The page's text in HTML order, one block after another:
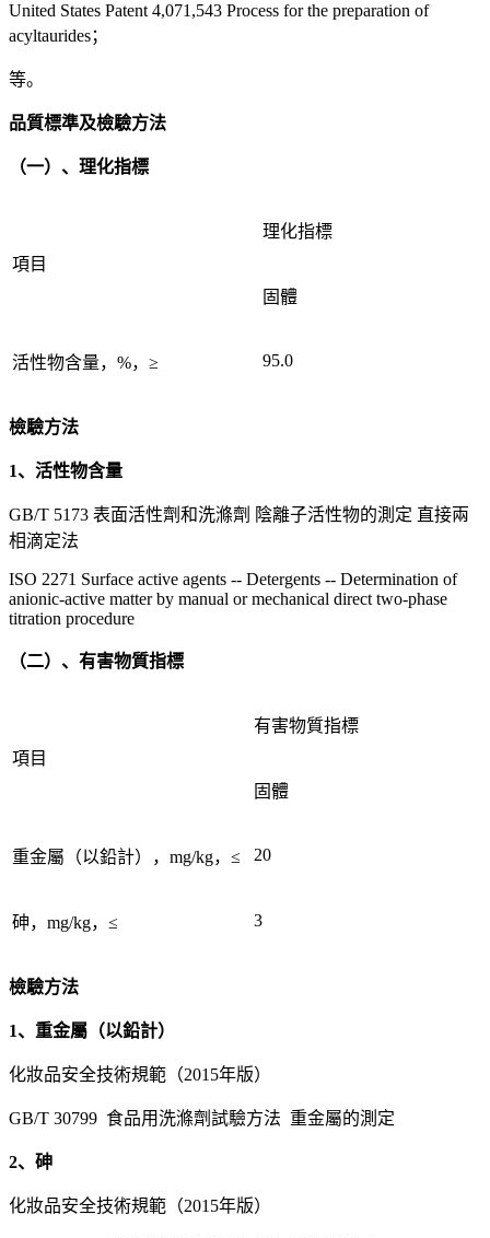
United States Patent 4,071,543 Process for the preparation of
acyltaurides；
等。
品質標準及檢驗方法
（一）、理化指標
項目
理化指標
固體
活性物含量，%，≥ 95.0
檢驗方法
1、活性物含量
GB/T 5173 表面活性劑和洗滌劑 陰離子活性物的測定 直接兩
相滴定法
ISO 2271 Surface active agents -- Detergents -- Determination of
anionic-active matter by manual or mechanical direct two-phase
titration procedure
（二）、有害物質指標
項目
有害物質指標
固體
重金屬（以鉛計），mg/kg，≤ 20
砷，mg/kg，≤ 3
檢驗方法
1、重金屬（以鉛計）
化妝品安全技術規範（2015年版）
GB/T 30799 食品用洗滌劑試驗方法 重金屬的測定
2、砷
化妝品安全技術規範（2015年版）